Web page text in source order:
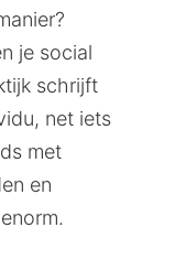
je social
schrijft
net iets
met
en